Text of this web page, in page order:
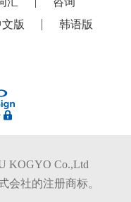
文版 韩语版
KOGYO Co.,Ltd
会社的注册商标。